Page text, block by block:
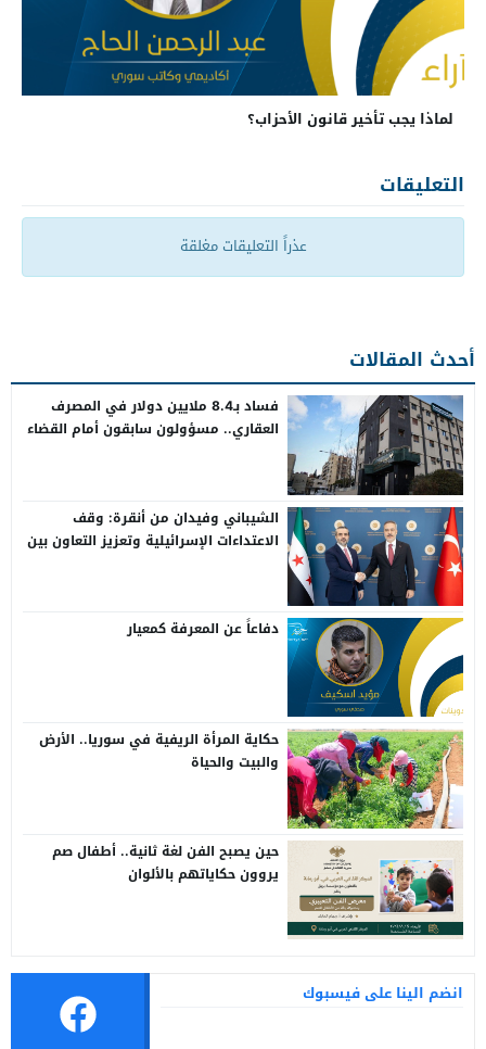
لماذا يجب تأخير قانون الأحزاب؟
التعليقات
عذراً التعليقات مغلقة
أحدث المقالات
فساد بـ8.4 ملايين دولار في المصرف
العقاري.. مسؤولون سابقون أمام القضاء
الشيباني وفيدان من أنقرة: وقف
الاعتداءات الإسرائيلية وتعزيز التعاون بين
دفاعاً عن المعرفة كمعيار
حكاية المرأة الريفية في سوريا.. الأرض
والبيت والحياة
حين يصبح الفن لغة ثانية.. أطفال صم
يروون حكاياتهم بالألوان
انضم الينا على فيسبوك